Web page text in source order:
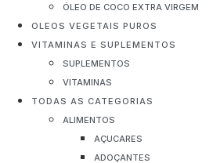
ÓLEO DE COCO EXTRA VIRGEM
OLEOS VEGETAIS PUROS
VITAMINAS E SUPLEMENTOS
SUPLEMENTOS
VITAMINAS
TODAS AS CATEGORIAS
ALIMENTOS
AÇUCARES
ADOÇANTES